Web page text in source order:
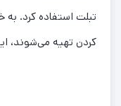
تبلت استفاده کرد.
کردن تهیه می‌شوند،